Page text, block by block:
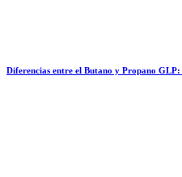
Diferencias entre el Butano y Propano GLP: